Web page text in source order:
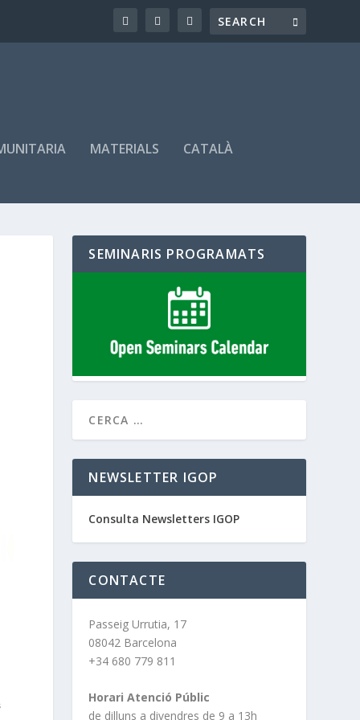
MATERIALS CATALÀ
SEMINARIS PROGRAMATS
NEWSLETTER IGOP
Consulta Newsletters IGOP
CONTACTE
Passeig Urrutia, 17
08042 Barcelona
+34 680 779 811
Horari Atenció Públic
de dilluns a divendres de 9 a 13h